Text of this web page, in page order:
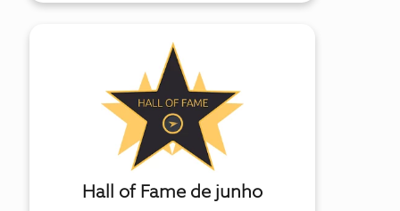
Hall of Fame de junho